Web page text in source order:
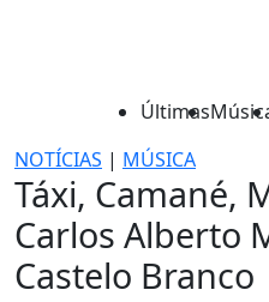
Últimas
NOTÍCIAS | MÚSICA
Táxi, Camané,
Carlos Alberto
Castelo Branco